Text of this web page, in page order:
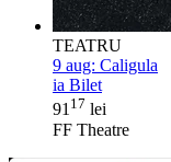
TEATRU
9 aug: Caligula
ia Bilet
9117 lei
FF Theatre